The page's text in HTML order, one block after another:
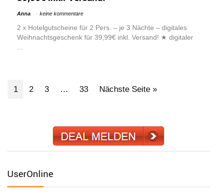
Anna keine kommentare
2 x Hotelgutscheine für 2 Pers. – je 3 Nächte – digitales
Weihnachtsgeschenk für 39,99€ inkl. Versand! ★ digitaler
1 2 3 … 33 Nächste Seite »
UserOnline